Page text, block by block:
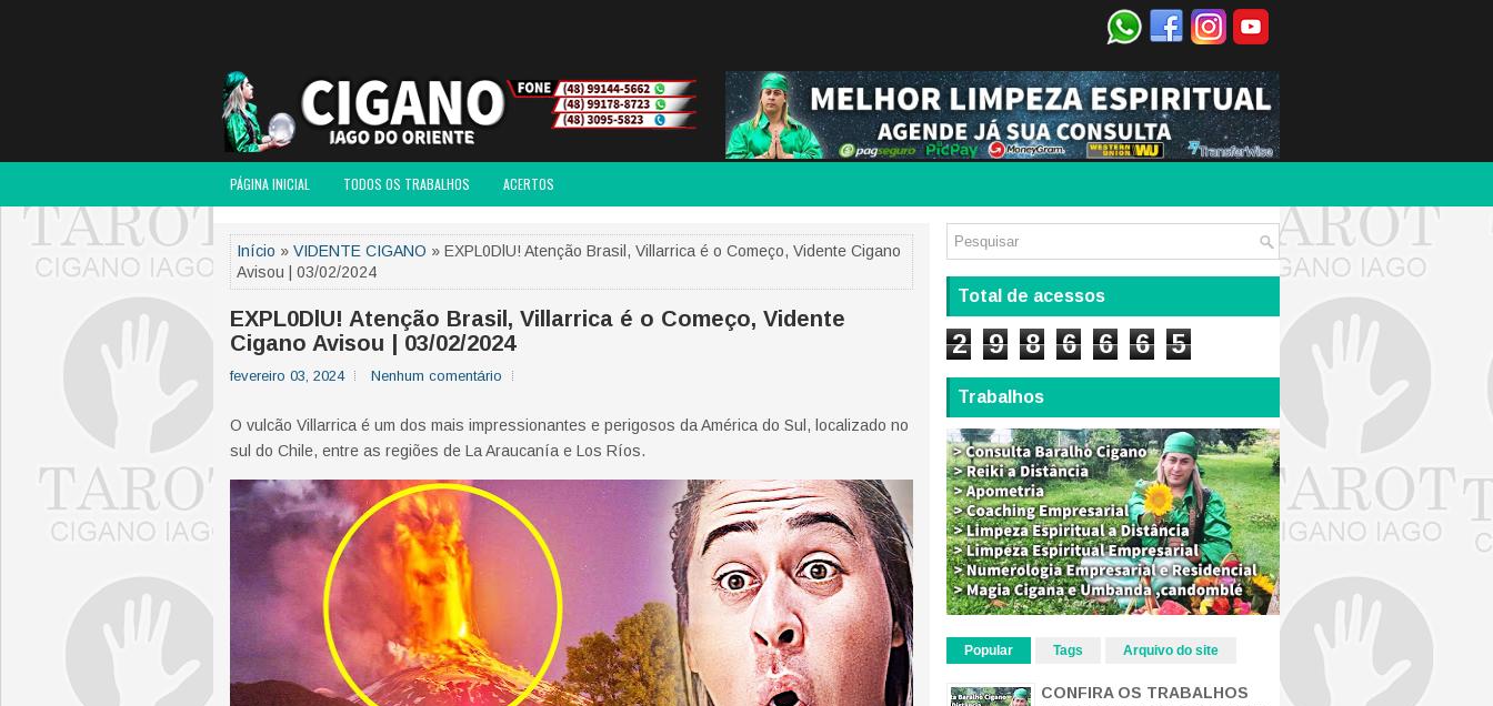
PÁGINA INICIAL TODOS OS TRABALHOS ACERTOS
Início » VIDENTE CIGANO » EXPL0DlU! Atenção Brasil, Villarrica é o Começo, Vidente Cigano
Avisou | 03/02/2024
EXPL0DlU! Atenção Brasil, Villarrica é o Começo, Vidente
Cigano Avisou | 03/02/2024
fevereiro 03, 2024 Nenhum comentário
O vulcão Villarrica é um dos mais impressionantes e perigosos da América do Sul, localizado no
sul do Chile, entre as regiões de La Araucanía e Los Ríos.
Total de acessos
2 9 8 6 6 6 5
Trabalhos
Popular Tags Arquivo do site
CONFIRA OS TRABALHOS